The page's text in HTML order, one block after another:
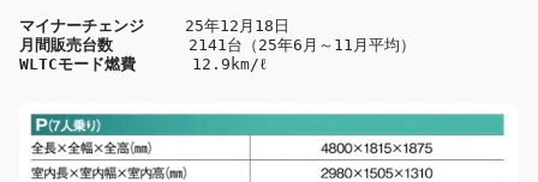
マイナーチェンジ 25年12月18日
月間販売台数
2141台（25年6月～11月平均）
WLTCモード燃費 12.9km/ℓ